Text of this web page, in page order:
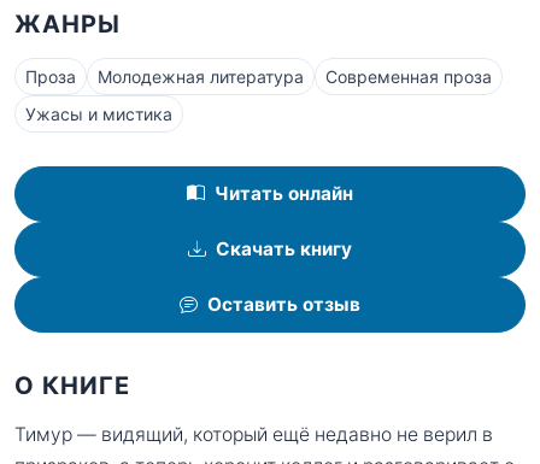
ЖАНРЫ
Проза Молодежная литература
Современная проза
Ужасы и мистика
Читать онлайн
Скачать книгу
Оставить отзыв
О КНИГЕ
Тимур — видящий, который ещё недавно не верил в